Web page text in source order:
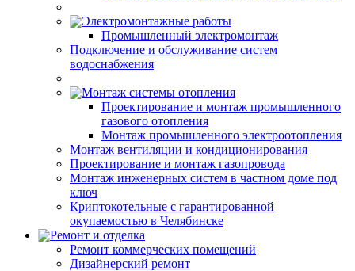
Электромонтажные работы
Промышленный электромонтаж
Подключение и обслуживание систем
водоснабжения
Монтаж системы отопления
Проектирование и монтаж промышленного
газового отопления
Монтаж промышленного электроотопления
Монтаж вентиляции и кондиционирования
Проектирование и монтаж газопровода
Монтаж инженерных систем в частном доме под
ключ
Криптокотельные с гарантированной
окупаемостью в Челябинске
Ремонт и отделка
Ремонт коммерческих помещений
Дизайнерский ремонт